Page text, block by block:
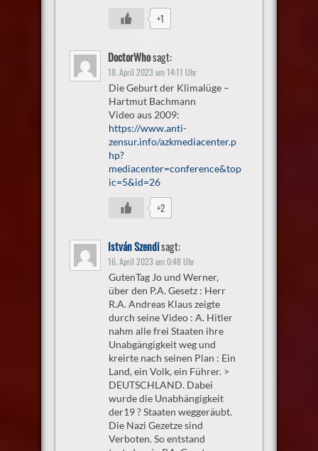
+1
DoctorWhosagt:
18. April 2023 um 14:11 Uhr
Die Geburt der Klimalüge –
Hartmut Bachmann
Video aus 2009:
https://www.anti-
zensur.info/azkmediacenter.p
hp?
mediacenter=conference&top
ic=5&id=26
+2
István Szendisagt:
16. April 2023 um 0:48 Uhr
GutenTag Jo und Werner,
über den P.A. Gesetz : Herr
R.A. Andreas Klaus zeigte
durch seine Video : A. Hitler
nahm alle frei Staaten ihre
Unabgängigkeit weg und
kreirte nach seinen Plan : Ein
Land, ein Volk, ein Führer. >
DEUTSCHLAND. Dabei
wurde die Unabhängigkeit
der19 ? Staaten weggeräubt.
Die Nazi Gezetze sind
Verboten. So entstand